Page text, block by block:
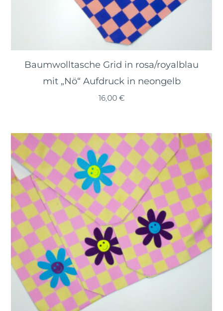
Baumwolltasche Grid in rosa/royalblau
mit „Nö“ Aufdruck in neongelb
16,00 €